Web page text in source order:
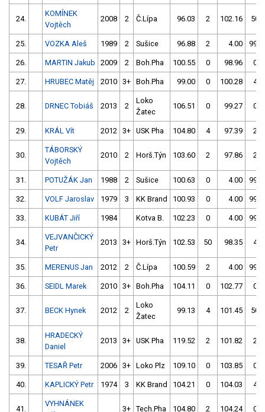
24.
KOMÍNEK
Vojtěch
2008 2 Č.Lípa 96.03 2 102.16 50
25. VOZKA Aleš 1989 2 Sušice 96.88 2 4.00 999
26. MARTIN Jakub 2009 2 Boh.Pha 100.55 0 98.96 0
27. HRUBEC Matěj 2010 3+ Boh.Pha 99.00 0 100.28 4
28. DRNEC Tobiáš 2013 2
Loko
Žatec
106.51 0 99.27 0
29. KRÁL Vít 2012 3+ USK Pha 104.80 4 97.39 2
30.
TÁBORSKÝ
Vojtěch
2010 2 Horš.Týn 103.60 2 97.86 2
31. POTUŽÁK Jan 1988 2 Sušice 100.63 0 4.00 999
32. VOLF Jaroslav 1979 3 KK Brand 100.93 0 4.00 999
33. KUBÁT Jiří 1984 Kotva B. 102.23 0 4.00 999
34.
VEJVANČICKÝ
Petr
2013 3+ Horš.Týn 102.53 50 98.35 4
35. MERENUS Jan 2012 2 Č.Lípa 100.59 2 4.00 999
36. SEIDL Marek 2010 3+ Boh.Pha 104.11 0 102.77 0
37. BECK Hynek 2012 2
Loko
Žatec
99.13 4 101.45 50
38.
HRADECKÝ
Daniel
2013 3+ USK Pha 119.52 2 101.82 2
39. TESAŘ Petr 2006 3+ Loko Plz 109.10 0 103.85 0
40. KAPLICKÝ Petr 1974 3 KK Brand 104.21 0 104.03 4
41.
VYHNÁNEK
3+ Tech.Pha 104.80 2 104.24 0